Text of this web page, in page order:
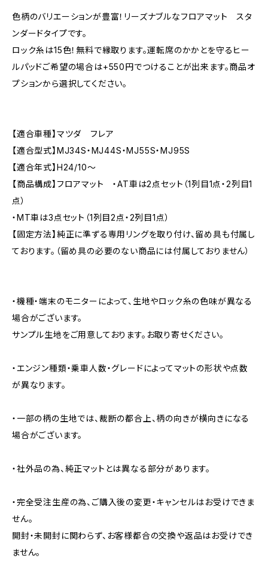
色柄のバリエーションが豊富！リーズナブルなフロアマット スタ
ンダードタイプです。
ロック糸は15色！無料で縁取ります。運転席のかかとを守るヒー
ルパッドご希望の場合は+550円でつけることが出来ます。商品オ
プションから選択してください。
【適合車種】マツダ フレア
【適合型式】MJ34S・MJ44S・MJ55S・MJ95S
【適合年式】H24/10〜
【商品構成】フロアマット ・AT車は2点セット（1列目1点・2列目1
点）
・MT車は3点セット（1列目2点・2列目1点）
【固定方法】純正に準ずる専用リングを取り付け、留め具も付属し
ております。（留め具の必要のない商品には付属しておりません）
・機種・端末のモニターによって、生地やロック糸の色味が異なる
場合がございます。
サンプル生地をご用意しております。お取り寄せください。
・エンジン種類・乗車人数・グレードによってマットの形状や点数
が異なります。
・一部の柄の生地では、裁断の都合上、柄の向きが横向きになる
場合がございます。
・社外品の為、純正マットとは異なる部分があります。
・完全受注生産の為、ご購入後の変更・キャンセルはお受けできま
せん。
開封・未開封に関わらず、お客様都合の交換や返品はお受けでき
ません。